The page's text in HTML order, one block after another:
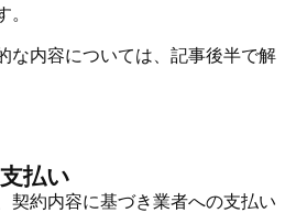
な内容については、記事後半で解
払い
契約内容に基づき業者への支払い